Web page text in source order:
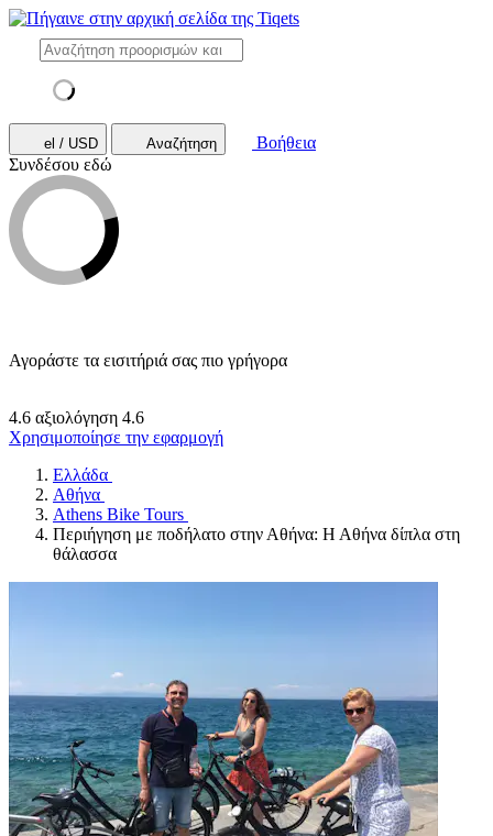
el / USD Αναζήτηση
Βοήθεια
Συνδέσου εδώ
Αγοράστε τα εισιτήριά σας πιο γρήγορα
4.6 αξιολόγηση 4.6
Χρησιμοποίησε την εφαρμογή
Ελλάδα
Αθήνα
Athens Bike Tours
Περιήγηση με ποδήλατο στην Αθήνα: Η Αθήνα δίπλα στη
θάλασσα